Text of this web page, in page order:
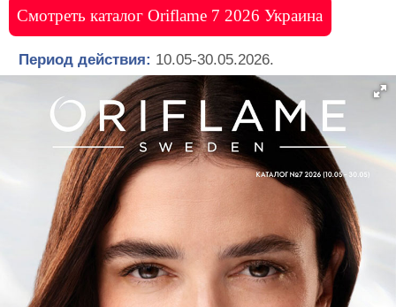
Смотреть каталог Oriflame 7 2026 Украина
Период действия: 10.05-30.05.2026.